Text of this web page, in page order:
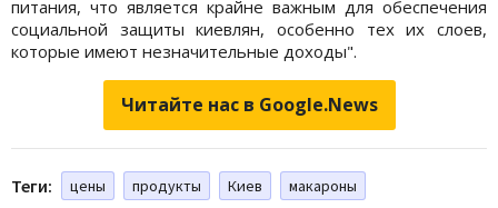
питания, что является крайне важным для обеспечения
социальной защиты киевлян, особенно тех их слоев,
которые имеют незначительные доходы".
Читайте нас в Google.News
Теги: цены продукты Киев макароны